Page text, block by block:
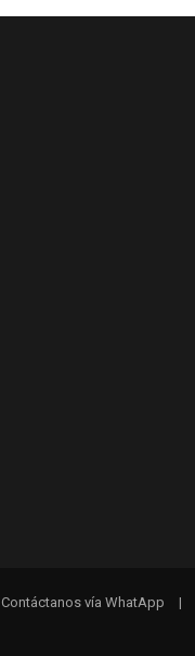
Contáctanos vía WhatApp |